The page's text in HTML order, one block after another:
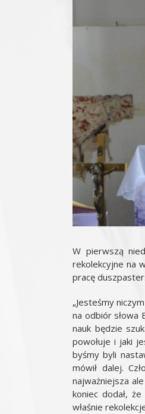
W pierwszą
rekolekcyjne na
pracę
„Jesteśmy
na odbiór słowa
nauk będzie
powołuje i jaki
byśmy byli
mówił dalej.
najważniejsza
koniec dodał,
właśnie